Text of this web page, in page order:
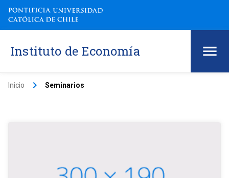
Instituto de Economía
Inicio keyboard_arrow_right Seminarios